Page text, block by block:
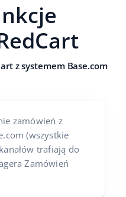
z systemem Base.com
zamówień z
(wszystkie
trafiają do
Zamówień